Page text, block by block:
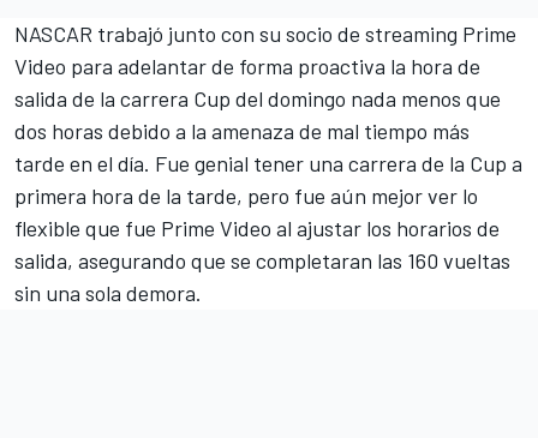
NASCAR trabajó junto con su socio de streaming Prime
Video para adelantar de forma proactiva la hora de
salida de la carrera Cup del domingo nada menos que
dos horas debido a la amenaza de mal tiempo más
tarde en el día. Fue genial tener una carrera de la Cup a
primera hora de la tarde, pero fue aún mejor ver lo
flexible que fue Prime Video al ajustar los horarios de
salida, asegurando que se completaran las 160 vueltas
sin una sola demora.